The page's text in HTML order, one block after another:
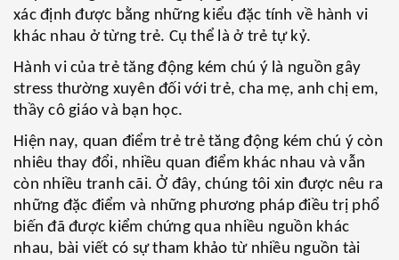
xác định được bằng những kiểu đặc tính về hành vi
khác nhau ở từng trẻ. Cụ thể là ở trẻ tự kỷ.
Hành vi của trẻ tăng động kém chú ý là nguồn gây
stress thường xuyên đối với trẻ, cha mẹ, anh chị em,
thầy cô giáo và bạn học.
Hiện nay, quan điểm trẻ trẻ tăng động kém chú ý còn
nhiêu thay đổi, nhiều quan điểm khác nhau và vẫn
còn nhiều tranh cãi. Ở đây, chúng tôi xin được nêu ra
những đặc điểm và những phương pháp điều trị phổ
biến đã được kiểm chứng qua nhiều nguồn khác
nhau, bài viết có sự tham khảo từ nhiều nguồn tài